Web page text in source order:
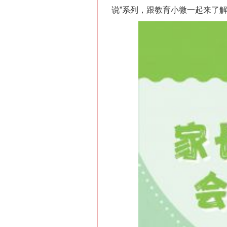
说”系列，跟教育小微一起来